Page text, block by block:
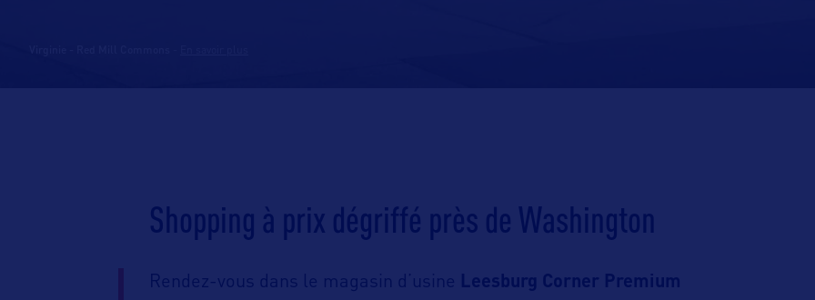
Shopping à prix dégriffé près de Washington
Rendez-vous dans le magasin d’usine Leesburg Corner Premium